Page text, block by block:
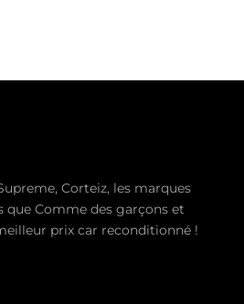
Corteiz, les marques
que Comme des garçons et
prix car reconditionné !